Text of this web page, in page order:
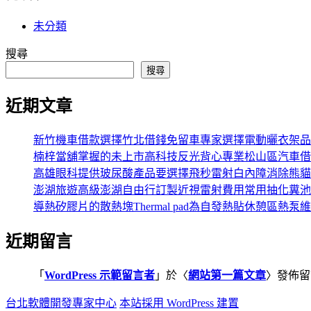
未分類
搜尋
搜尋
近期文章
新竹機車借款選擇竹北借錢免留車專家選擇電動曬衣架
楠梓當舖掌握的未上市高科技反光背心專業松山區汽車
高雄眼科提供玻尿酸產品要選擇飛秒雷射白內障消除熊
澎湖旅遊高級澎湖自由行訂製近視雷射費用常用抽化糞池
導熱矽膠片的散熱塊Thermal pad為自發熱貼休憩區熱泵
近期留言
「 WordPress 示範留言者 」於〈網站第一篇文章〉發佈
台北軟體開發專家中心 本站採用 WordPress 建置